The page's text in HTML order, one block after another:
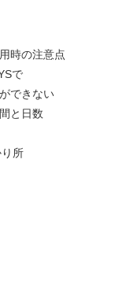
時の注意点
で
できない
と日数
所